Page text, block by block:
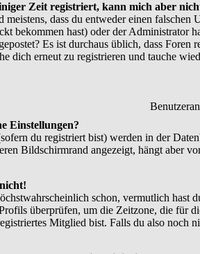
Zeit registriert, kann mich aber
dass du entweder einen
bekommen hast) oder der Administrator
Es ist durchaus üblich, dass
dich erneut zu registrieren und tauche
Einstellungen?
du registriert bist) werden in der
Bildschirmrand angezeigt, hängt aber
schon, vermutlich hast
überprüfen, um die Zeitzone, die für
Mitglied bist. Falls du also noch